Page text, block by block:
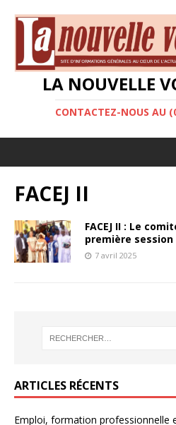
LA NOUVELLE
CONTACTEZ-NOUS AU
FACEJ II
FACEJ II : Le
première session
7 avril 2025
ARTICLES RÉCENTS
Emploi, formation professionnelle